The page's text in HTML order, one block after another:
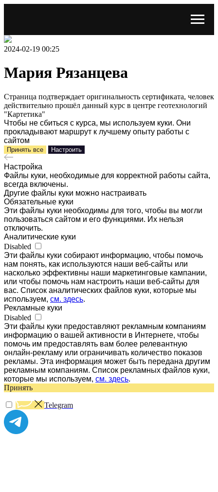
2024-02-19 00:25
Мария Рязанцева
Страница подтверждает оригинальность сертификата, человек
действительно прошёл данный курс в центре геотехнологий
"Картетика"
Чтобы не сбиться с курса, мы используем куки. Они
прокладывают маршрут к лучшему опыту работы с
сайтом
Принять все Настроить
Настройка
Файлы куки, необходимые для корректной работы сайта,
всегда включены.
Другие файлы куки можно настраивать
Обязательные куки
Эти файлы куки необходимы для того, чтобы вы могли
пользоваться сайтом и его функциями. Их нельзя
отключить.
Аналитические куки
Disabled
Эти файлы куки собирают информацию, чтобы помочь
нам понять, как используются наши веб-сайты или
насколько эффективны наши маркетинговые кампании,
или чтобы помочь нам настроить наши веб-сайты для
вас. Список аналитических файлов куки, которые мы
используем, см. здесь.
Рекламные куки
Disabled
Эти файлы куки предоставляют рекламным компаниям
информацию о вашей активности в Интернете, чтобы
помочь им предоставлять вам более релевантную
онлайн-рекламу или ограничивать количество показов
рекламы. Эта информация может быть передана другим
рекламным компаниям. Список рекламных файлов куки,
которые мы используем, см. здесь.
Принять
Telegram